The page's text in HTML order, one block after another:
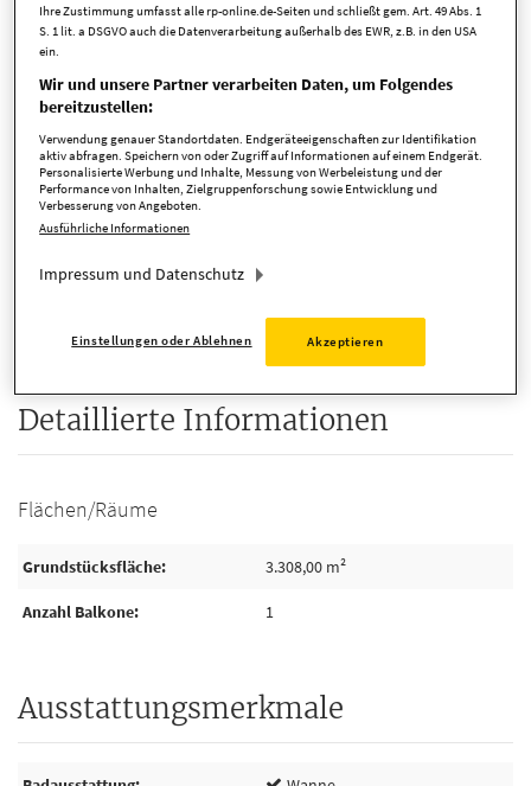
Kaufpreis 140.000,00 EUR
Zimmer
verfügbar ab
Anbieter-ID 014-00504 Rendite
Kosten
3,57 % (inkl. MwSt.)
Detaillierte Informationen
Flächen/Räume
Grundstücksfläche 3.308,00 m²
Anzahl Balkone 1
Ausstattungsmerkmale
Ihre Zustimmung umfasst alle rp-online.de-Seiten und schließt gem. Art. 49 Abs. 1
S. 1 lit. a DSGVO auch die Datenverarbeitung außerhalb des EWR, z.B. in den USA
ein.
Wir und unsere Partner verarbeiten Daten, um Folgendes
bereitzustellen:
Verwendung genauer Standortdaten. Endgeräteeigenschaften zur Identifikation
aktiv abfragen. Speichern von oder Zugriff auf Informationen auf einem Endgerät.
Personalisierte Werbung und Inhalte, Messung von Werbeleistung und der
Performance von Inhalten, Zielgruppenforschung sowie Entwicklung und
Verbesserung von Angeboten.
Ausführliche Informationen
Impressum und Datenschutz
Einstellungen oder Ablehnen Akzeptieren